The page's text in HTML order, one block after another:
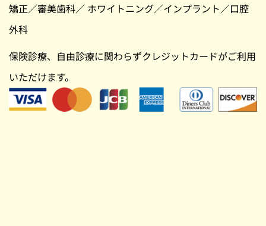
矯正／審美歯科／ ホワイトニング／インプラント／口腔
外科
保険診療、自由診療に関わらずクレジットカードがご利用
いただけます。